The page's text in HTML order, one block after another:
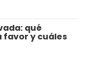
qué
favor y cuáles